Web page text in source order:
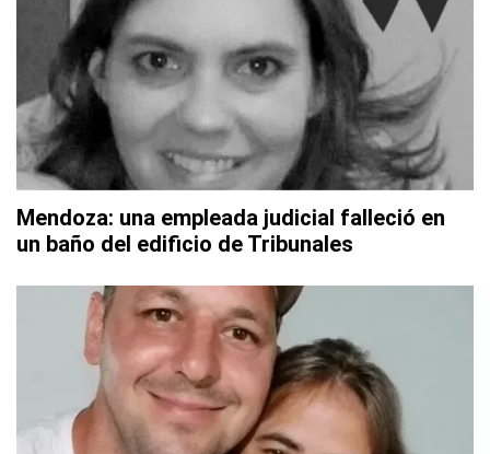
Mendoza: una empleada judicial falleció en
un baño del edificio de Tribunales